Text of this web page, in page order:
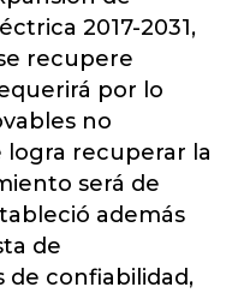
2017-2031,
recupere
por lo
no
logra recuperar la
será de
además
de
confiabilidad,